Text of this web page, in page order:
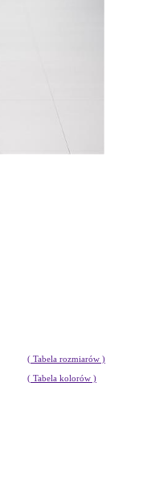
( Tabela rozmiarów )
( Tabela kolorów )